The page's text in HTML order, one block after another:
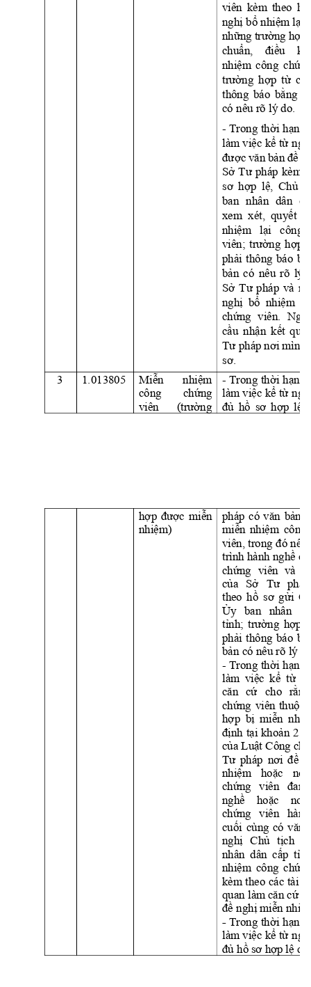
viên kèm theo hồ
nghị bổ nhiệm lại
những trường hợp
chuẩn,
điều
nhiệm công
trường hợp từ
thông báo bằng
có nêu rõ lý do.
- Trong thời hạn
làm việc kể từ
được văn bản đề
Sở Tư pháp kèm
sơ hợp lệ, Chủ
ban nhân dân
xem  xét,
quyết
nhiệm
lại
công
viên; trường hợp
phải thông báo
bản có nêu rõ lý
Sở Tư pháp và
nghị bổ nhiệm
chứng viên.
cầu nhận kết quả
Tư pháp nơi mình
sơ.
3
1.013805 Miễn
nhiệm
công
chứng
viên
(trường
- Trong thời hạn
làm việc kể từ
đủ hồ sơ hợp lệ,
hợp được miễn
nhiệm)
pháp có văn bản
miễn nhiệm công
viên, trong đó nêu
trình hành nghề
chứng viên và
của
Sở Tư
theo hồ sơ gửi
Ủy
ban nhân
tỉnh; trường hợp
phải thông báo
bản có nêu rõ lý
- Trong thời hạn
làm việc kể từ
căn cứ cho rằng
chứng viên thuộc
hợp bị miễn
định tại khoản 2
của Luật Công
Tư pháp nơi đề
nhiệm
hoặc
nơi
chứng
viên đang
nghề
hoặc
nơi
chứng
viên
cuối cùng có văn
nghị Chủ tịch
nhân dân cấp tỉnh
nhiệm công
kèm theo các tài
quan làm căn cứ
đề nghị miễn
- Trong thời hạn
làm việc kể từ
đủ hồ sơ hợp lệ